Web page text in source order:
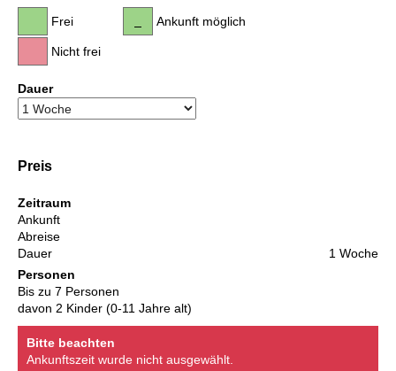
Frei
Nicht frei
Ankunft möglich
Dauer
Preis
Zeitraum
Ankunft
Abreise
Dauer
1 Woche
Personen
Bis zu 7 Personen
davon 2 Kinder (0-11 Jahre alt)
Bitte beachten
Ankunftszeit wurde nicht ausgewählt.